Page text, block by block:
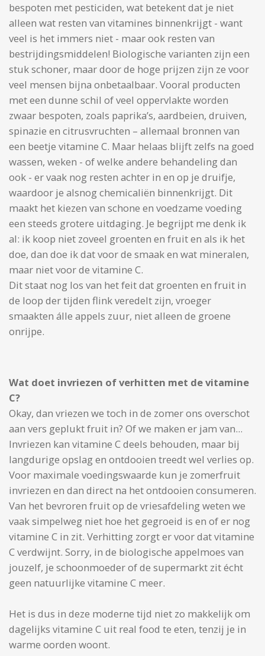
bespoten met pesticiden, wat betekent dat je niet
alleen wat resten van vitamines binnenkrijgt - want
veel is het immers niet - maar ook resten van
bestrijdingsmiddelen! Biologische varianten zijn een
stuk schoner, maar door de hoge prijzen zijn ze voor
veel mensen bijna onbetaalbaar. Vooral producten
met een dunne schil of veel oppervlakte worden
zwaar bespoten, zoals paprika’s, aardbeien, druiven,
spinazie en citrusvruchten – allemaal bronnen van
een beetje vitamine C. Maar helaas blijft zelfs na goed
wassen, weken - of welke andere behandeling dan
ook - er vaak nog resten achter in en op je druifje,
waardoor je alsnog chemicaliën binnenkrijgt. Dit
maakt het kiezen van schone en voedzame voeding
een steeds grotere uitdaging. Je begrijpt me denk ik
al: ik koop niet zoveel groenten en fruit en als ik het
doe, dan doe ik dat voor de smaak en wat mineralen,
maar niet voor de vitamine C.
Dit staat nog los van het feit dat groenten en fruit in
de loop der tijden flink veredelt zijn, vroeger
smaakten álle appels zuur, niet alleen de groene
onrijpe.
Wat doet invriezen of verhitten met de vitamine
C?
Okay, dan vriezen we toch in de zomer ons overschot
aan vers geplukt fruit in? Of we maken er jam van...
Invriezen kan vitamine C deels behouden, maar bij
langdurige opslag en ontdooien treedt wel verlies op.
Voor maximale voedingswaarde kun je zomerfruit
invriezen en dan direct na het ontdooien consumeren.
Van het bevroren fruit op de vriesafdeling weten we
vaak simpelweg niet hoe het gegroeid is en of er nog
vitamine C in zit. Verhitting zorgt er voor dat vitamine
C verdwijnt. Sorry, in de biologische appelmoes van
jouzelf, je schoonmoeder of de supermarkt zit écht
geen natuurlijke vitamine C meer.
Het is dus in deze moderne tijd niet zo makkelijk om
dagelijks vitamine C uit real food te eten, tenzij je in
warme oorden woont.